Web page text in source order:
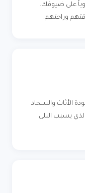
قوياً على ضيوفك.
وراحتهم.
الأثاث والسجاد
يسبب البلى